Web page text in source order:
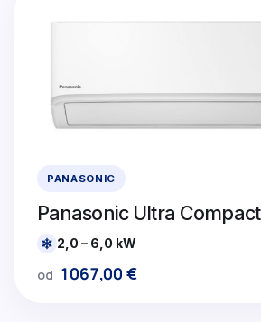
PANASONIC
Panasonic Ultra Compact
2,0 – 6,0 kW
od 1067,00 €